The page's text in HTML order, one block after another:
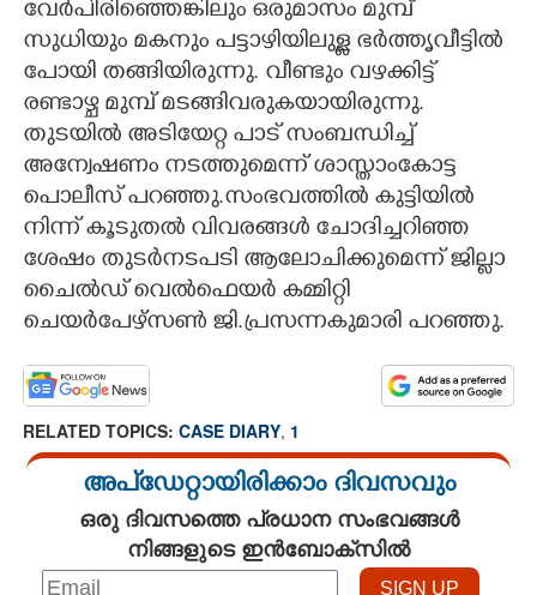
വേർപിരിഞ്ഞെങ്കിലും ഒരുമാസം മുമ്പ്
സുധിയും മകനും പട്ടാഴിയിലുള്ള ഭർത്തൃവീട്ടിൽ
പോയി തങ്ങിയിരുന്നു. വീണ്ടും വഴക്കിട്ട്
രണ്ടാഴ്ച മുമ്പ് മടങ്ങിവരുകയായിരുന്നു.
തുടയിൽ അടിയേറ്റ പാട് സംബന്ധിച്ച്
അന്വേഷണം നടത്തുമെന്ന് ശാസ്താംകോട്ട
പൊലീസ് പറഞ്ഞു.സംഭവത്തിൽ കുട്ടിയിൽ
നിന്ന് കൂടുതൽ വിവരങ്ങൾ ചോദിച്ചറിഞ്ഞ
ശേഷം തുടർനടപടി ആലോചിക്കുമെന്ന് ജില്ലാ
ചൈൽഡ് വെൽഫെയർ കമ്മിറ്റി
ചെയർപേഴ്സൺ ജി.പ്രസന്നകുമാരി പറഞ്ഞു.
RELATED TOPICS: CASE DIARY, 1
അപ്ഡേറ്റായിരിക്കാം ദിവസവും
ഒരു ദിവസത്തെ പ്രധാന സംഭവങ്ങൾ
നിങ്ങളുടെ ഇൻബോക്സിൽ